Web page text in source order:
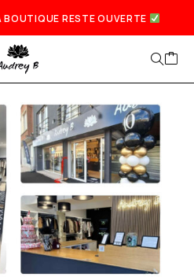
RESTE OUVERTE